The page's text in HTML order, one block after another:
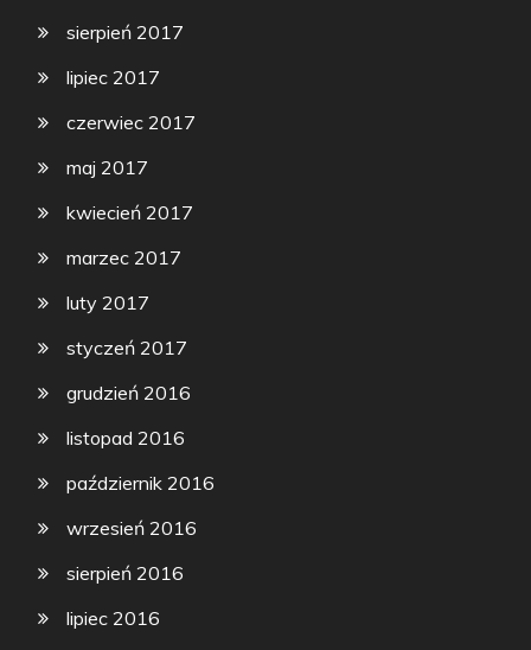
sierpień 2017
lipiec 2017
czerwiec 2017
maj 2017
kwiecień 2017
marzec 2017
luty 2017
styczeń 2017
grudzień 2016
listopad 2016
październik 2016
wrzesień 2016
sierpień 2016
lipiec 2016